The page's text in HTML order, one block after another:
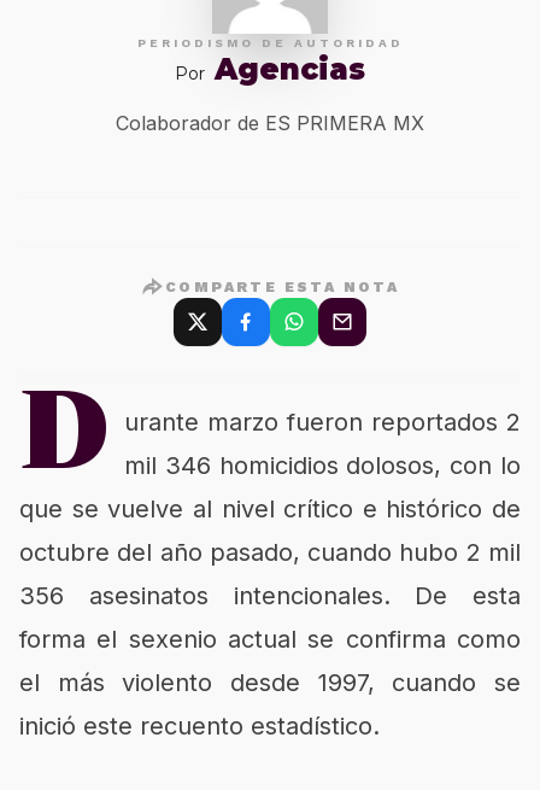
PERIODISMO DE AUTORIDAD
Por Agencias
Colaborador de ES PRIMERA MX
COMPARTE ESTA NOTA
D
urante marzo fueron reportados 2
mil 346 homicidios dolosos, con lo
que se vuelve al nivel crítico e histórico de
octubre del año pasado, cuando hubo 2 mil
356 asesinatos intencionales. De esta
forma el sexenio actual se confirma como
el más violento desde 1997, cuando se
inició este recuento estadístico.